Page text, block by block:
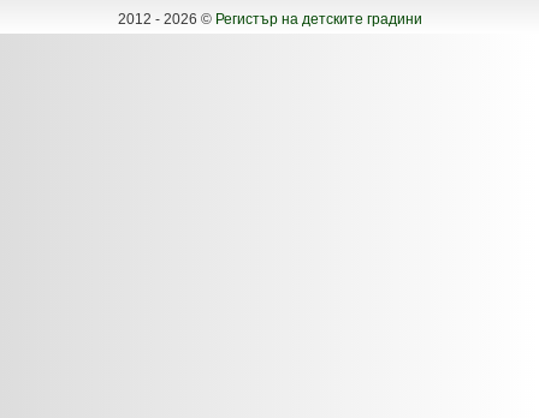
2012 - 2026 © Регистър на детските градини